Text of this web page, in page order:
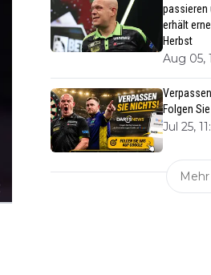
passieren
erhält
Herbst
Aug 05,
Folgen
Jul 25,